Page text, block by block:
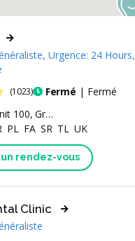
(1023) Fermé | Fermé
Urgence: 24 Hours,
rendez-vous
AB T8V 0X6, Canada
Croate
PL Polonais
FAPersan
SR Serbe
TL Tagalog
UKUkrainien
Clinic